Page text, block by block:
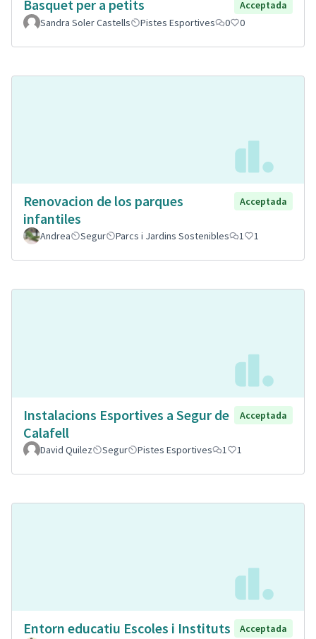
Basquet per a petits
Acceptada
Sandra Soler Castells
Pistes Esportives 0 0
Renovacion de los parques
infantiles
Acceptada
Andrea Segur Parcs i Jardins Sostenibles 1 1
Instalacions Esportives a Segur de
Calafell
Acceptada
David Quilez Segur Pistes Esportives 1 1
Entorn educatiu Escoles i Instituts
Acceptada